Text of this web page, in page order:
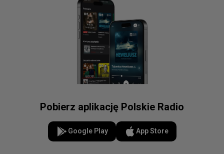
Pobierz aplikację Polskie Radio
Google Play App Store